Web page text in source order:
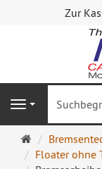
Zur
Navigation
Startseite
Floater ohne